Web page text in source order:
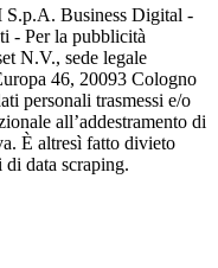
S.p.A. Business Digital -
- Per la pubblicità
N.V., sede legale
46, 20093 Cologno
personali trasmessi e/o
all’addestramento di
È altresì fatto divieto
di data scraping.